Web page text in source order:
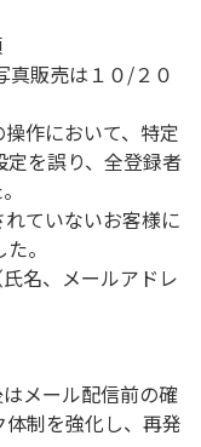
真販売は１０/２０
作において、特定
を誤り、全登録者
ていないお客様に
。
名、メールアドレ
メール配信前の確
制を強化し、再発